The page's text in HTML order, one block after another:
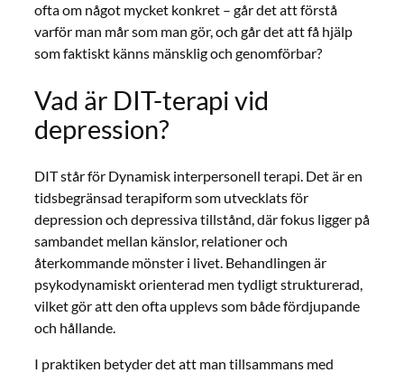
ofta om något mycket konkret – går det att förstå
varför man mår som man gör, och går det att få hjälp
som faktiskt känns mänsklig och genomförbar?
Vad är DIT-terapi vid
depression?
DIT står för Dynamisk interpersonell terapi. Det är en
tidsbegränsad terapiform som utvecklats för
depression och depressiva tillstånd, där fokus ligger på
sambandet mellan känslor, relationer och
återkommande mönster i livet. Behandlingen är
psykodynamiskt orienterad men tydligt strukturerad,
vilket gör att den ofta upplevs som både fördjupande
och hållande.
I praktiken betyder det att man tillsammans med